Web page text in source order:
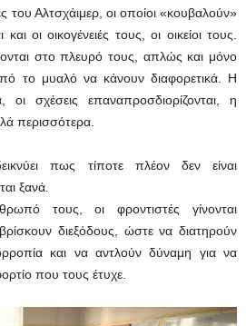
του Αλτσχάιμερ, οι οποίοι «κουβαλούν»
οι οικογένειές τους, οι οικείοι τους.
στο πλευρό τους, απλώς και μόνο
το μυαλό να κάνουν διαφορετικά. Η
σχέσεις επαναπροσδιορίζονται, η
περισσότερα.
πως τίποτε πλέον δεν είναι
ξανά.
τους, οι φροντιστές γίνονται
βρίσκουν διεξόδους, ώστε να διατηρούν
και να αντλούν δύναμη για να
που τους έτυχε.